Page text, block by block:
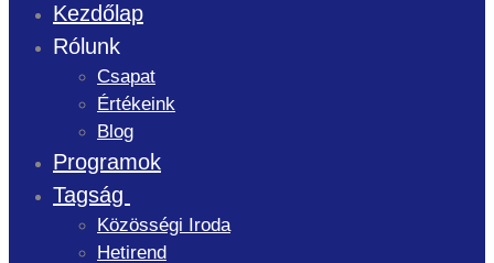
Kezdőlap
Rólunk
Csapat
Értékeink
Blog
Programok
Tagság
Közösségi Iroda
Hetirend